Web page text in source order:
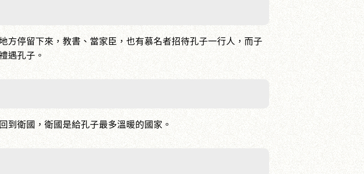
方停留下來，教書、當家臣，也有慕名者招待孔子一行人，而子
遇孔子。
到衛國，衛國是給孔子最多溫暖的國家。